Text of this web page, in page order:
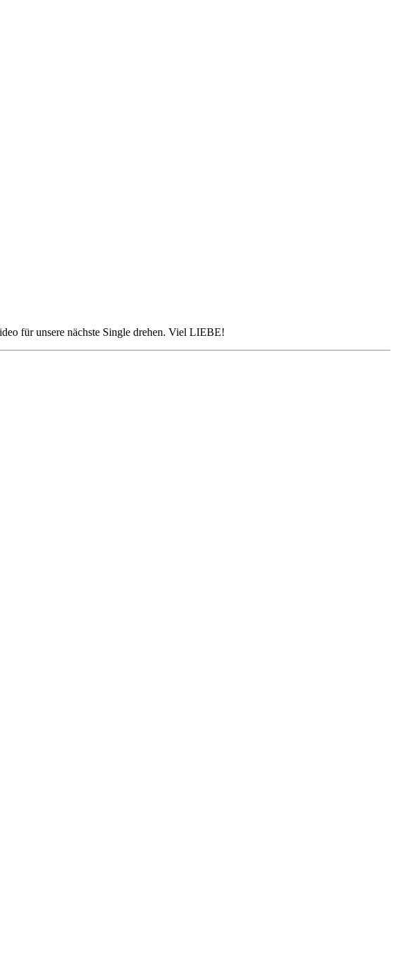
für unsere nächste Single drehen. Viel LIEBE!